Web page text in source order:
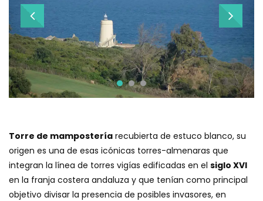
Torre de mampostería recubierta de estuco blanco, su
origen es una de esas icónicas torres-almenaras que
integran la línea de torres vigías edificadas en el siglo XVI
en la franja costera andaluza y que tenían como principal
objetivo divisar la presencia de posibles invasores, en